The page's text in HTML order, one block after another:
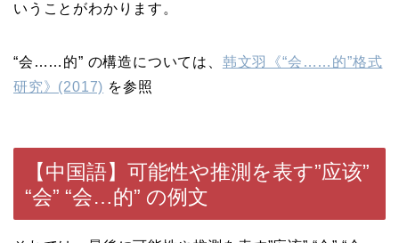
いうことがわかります。
“会……的” の構造については、 韩文羽《“会……的”格式
研究》(2017) を参照
【中国語】可能性や推測を表す”应该”
“会” “会…的” の例文